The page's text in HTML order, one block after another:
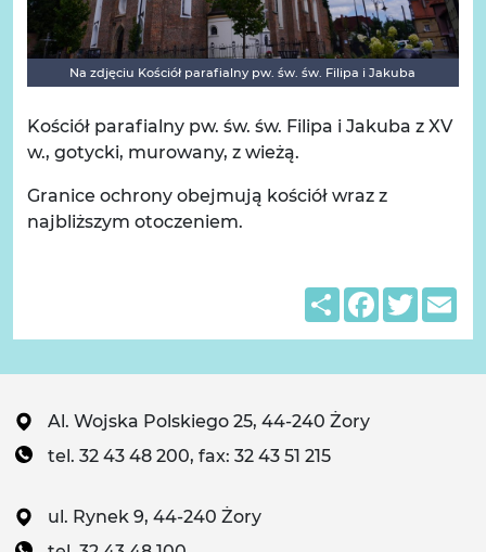
Na zdjęciu Kościół parafialny pw. św. św. Filipa i Jakuba
Kościół parafialny pw. św. św. Filipa i Jakuba z XV
w., gotycki, murowany, z wieżą.
Granice ochrony obejmują kościół wraz z
najbliższym otoczeniem.
ShareFacebook
Twitter
Al. Wojska Polskiego 25, 44-240 Żory
tel. 32 43 48 200, fax: 32 43 51 215
ul. Rynek 9, 44-240 Żory